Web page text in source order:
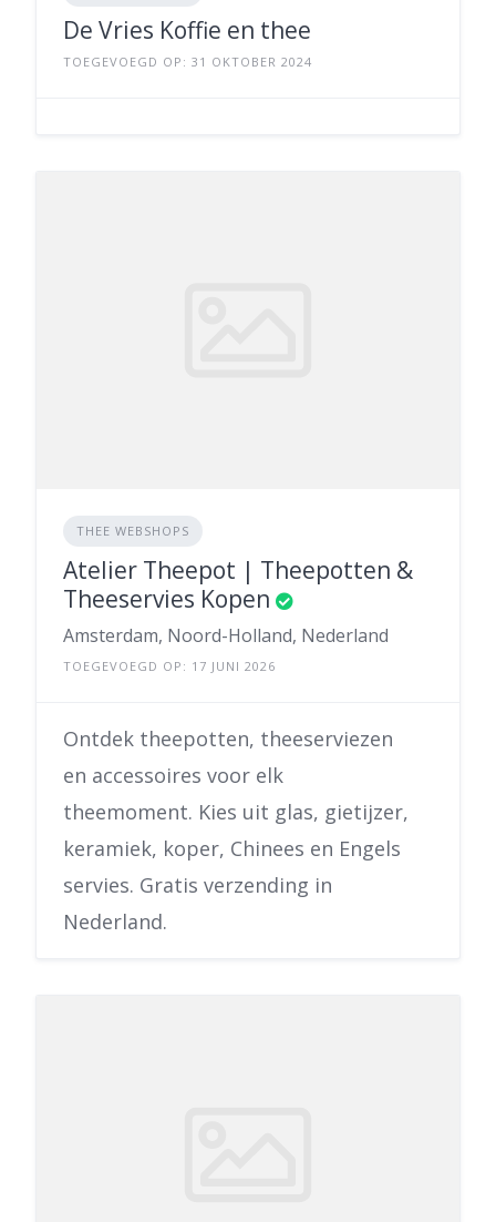
De Vries Koffie en thee
TOEGEVOEGD OP: 31 OKTOBER 2024
THEE WEBSHOPS
Atelier Theepot | Theepotten &
Theeservies Kopen
Amsterdam, Noord-Holland, Nederland
TOEGEVOEGD OP: 17 JUNI 2026
Ontdek theepotten, theeserviezen
en accessoires voor elk
theemoment. Kies uit glas, gietijzer,
keramiek, koper, Chinees en Engels
servies. Gratis verzending in
Nederland.